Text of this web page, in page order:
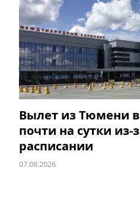
Вылет из Тюмени
почти на сутки из-
расписании
07.08.2026